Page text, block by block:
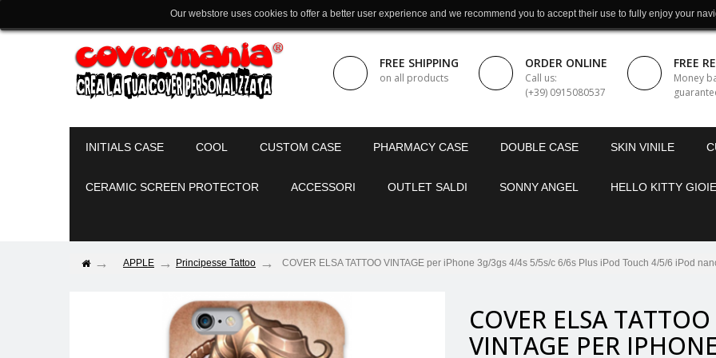
FREE SHIPPING
on all products
ORDER ONLINE
Call us:
(+39) 0915080537
FREE
Money
INITIALS CASE COOL CUSTOM CASE PHARMACY CASE DOUBLE CASE SKIN VINILE
CERAMIC SCREEN PROTECTOR ACCESSORI OUTLET SALDI SONNY ANGEL HELLO KITTY
Our webstore uses cookies to offer a better user experience and we recommend you to accept their use to fully enjoy your
APPLE Principesse Tattoo COVER ELSA TATTOO VINTAGE per iPhone 3g/3gs 4/4s 5/5s/c 6/6s Plus iPod Touch 4/5/6 iPod
COVER ELSA TATTOO
VINTAGE PER IPHONE